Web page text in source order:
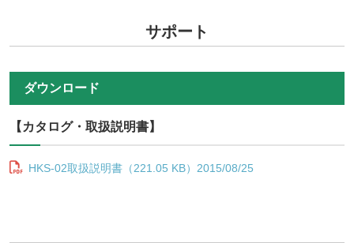
サポート
ダウンロード
【カタログ・取扱説明書】
HKS-02取扱説明書（221.05 KB）2015/08/25